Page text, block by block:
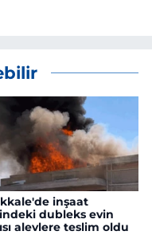
inşaat
dubleks evin
alevlere teslim oldu